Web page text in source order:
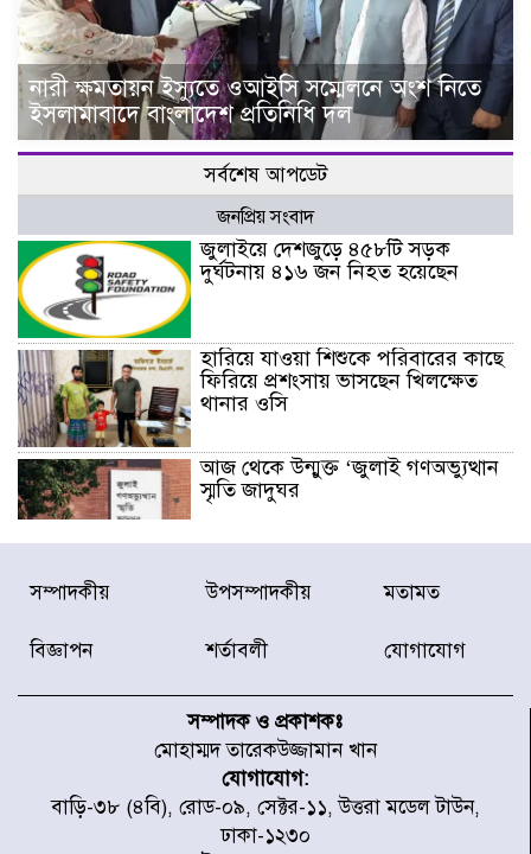
নারী ক্ষমতায়ন ইস্যুতে ওআইসি সম্মেলনে অংশ নিতে
ইসলামাবাদে বাংলাদেশ প্রতিনিধি দল
সর্বশেষ আপডেট
জনপ্রিয় সংবাদ
জুলাইয়ে দেশজুড়ে ৪৫৮টি সড়ক
দুর্ঘটনায় ৪১৬ জন নিহত হয়েছেন
হারিয়ে যাওয়া শিশুকে পরিবারের কাছে
ফিরিয়ে প্রশংসায় ভাসছেন খিলক্ষেত
থানার ওসি
আজ থেকে উন্মুক্ত ‘জুলাই গণঅভ্যুত্থান
স্মৃতি জাদুঘর
রাজধানীর উত্তরা আঞ্চলিক পাসপোর্ট
অফিসের সামনে দালাল চক্রের ১৩ জন
করেছে র‌্যাব-১
চূড়ান্ত পর্যায়ে : ইরান
প্রত্যেক অপরাধীর বিচার এ দেশেই
হবে, সে যত শক্তিশালীই হোক না কেন,
চট্টগ্রামে জুলাই গণঅভ্যুত্থান দিবসে
সম্পাদকীয় উপসম্পাদকীয় মতামত
বিজ্ঞাপন শর্তাবলী যোগাযোগ
সম্পাদক ও প্রকাশকঃ
মোহাম্মদ তারেকউজ্জামান খান
যোগাযোগ:
বাড়ি-৩৮ (৪বি), রোড-০৯, সেক্টর-১১, উত্তরা মডেল টাউন,
ঢাকা-১২৩০